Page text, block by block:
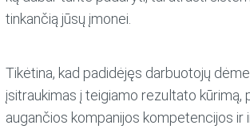
tinkančią jūsų įmonei.
Tikėtina, kad padidėjęs darbuotojų
įsitraukimas į teigiamo rezultato kūrimą,
augančios kompanijos kompetencijos ir